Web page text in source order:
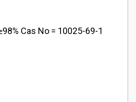
Cas No = 10025-69-1